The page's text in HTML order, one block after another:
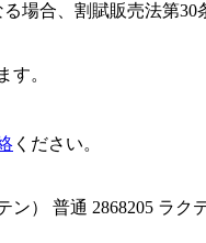
場合、割賦販売法第
す。
ください。
） 普通 2868205 ラク